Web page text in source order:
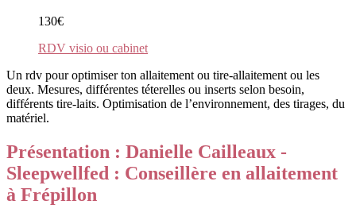
130€
RDV visio ou cabinet
Un rdv pour optimiser ton allaitement ou tire-allaitement ou les
deux. Mesures, différentes téterelles ou inserts selon besoin,
différents tire-laits. Optimisation de l’environnement, des tirages, du
matériel.
Présentation : Danielle Cailleaux -
Sleepwellfed : Conseillère en allaitement
à Frépillon